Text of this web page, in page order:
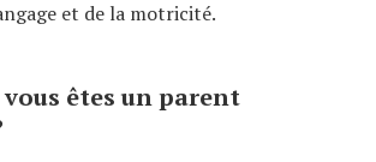
et de la motricité.
êtes un parent